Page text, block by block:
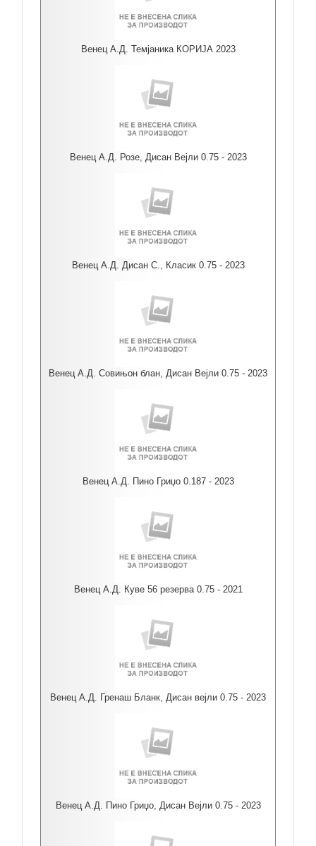
Венец А.Д. Темјаника КОРИЈА 2023
Венец А.Д. Розе, Дисан Вејли 0.75 - 2023
Венец А.Д. Дисан С., Класик 0.75 - 2023
Венец А.Д. Совињон блан, Дисан Вејли 0.75 - 2023
Венец А.Д. Пино Гриџо 0.187 - 2023
Венец А.Д. Куве 56 резерва 0.75 - 2021
Венец А.Д. Гренаш Бланк, Дисан вејли 0.75 - 2023
Венец А.Д. Пино Гриџо, Дисан Вејли 0.75 - 2023